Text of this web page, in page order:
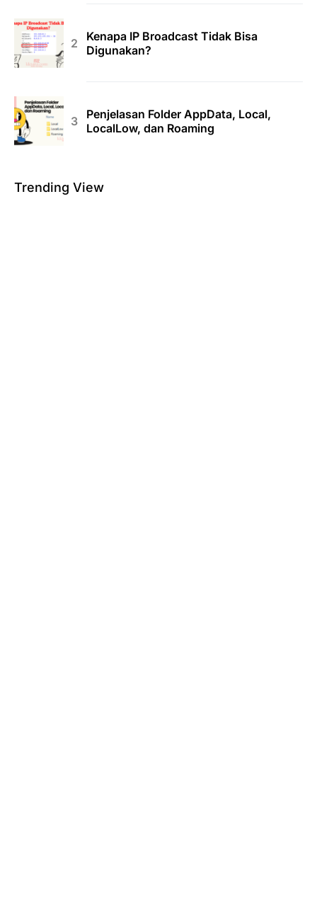
Kenapa IP Broadcast Tidak Bisa
Digunakan?
Penjelasan Folder AppData, Local,
LocalLow, dan Roaming
Trending View